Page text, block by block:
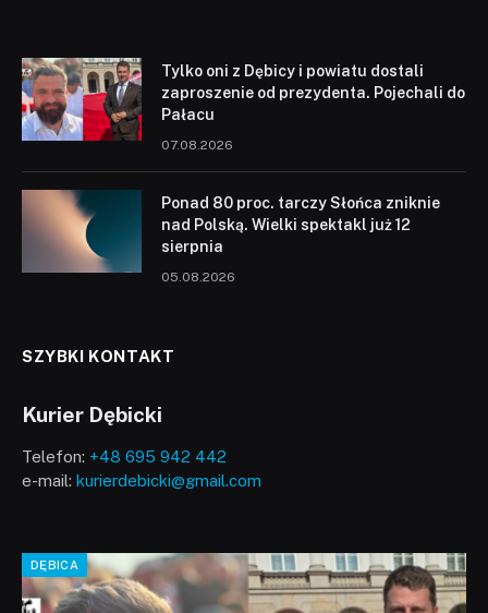
Tylko oni z Dębicy i powiatu dostali
zaproszenie od prezydenta. Pojechali do
Pałacu
07.08.2026
Ponad 80 proc. tarczy Słońca zniknie
nad Polską. Wielki spektakl już 12
sierpnia
05.08.2026
SZYBKI KONTAKT
Kurier Dębicki
Telefon: +48 695 942 442
e-mail: kurierdebicki@gmail.com
DĘBICA